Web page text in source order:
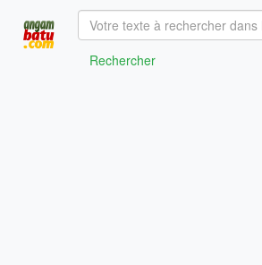
Rechercher